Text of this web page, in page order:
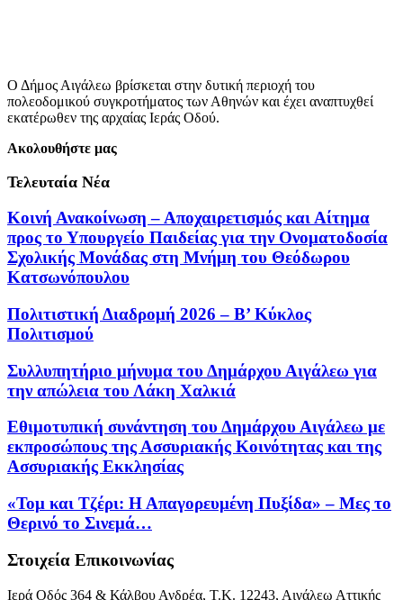
Ο Δήμος Αιγάλεω βρίσκεται στην δυτική περιοχή του
πολεοδομικού συγκροτήματος των Αθηνών και έχει αναπτυχθεί
εκατέρωθεν της αρχαίας Ιεράς Οδού.
Ακολουθήστε μας
Τελευταία Νέα
Κοινή Ανακοίνωση – Αποχαιρετισμός και Αίτημα
προς το Υπουργείο Παιδείας για την Ονοματοδοσία
Σχολικής Μονάδας στη Μνήμη του Θεόδωρου
Κατσωνόπουλου
Πολιτιστική Διαδρομή 2026 – Β’ Κύκλος
Πολιτισμού
Συλλυπητήριο μήνυμα του Δημάρχου Αιγάλεω για
την απώλεια του Λάκη Χαλκιά
Εθιμοτυπική συνάντηση του Δημάρχου Αιγάλεω με
εκπροσώπους της Ασσυριακής Κοινότητας και της
Ασσυριακής Εκκλησίας
«Τομ και Τζέρι: Η Απαγορευμένη Πυξίδα» – Μες το
Θερινό το Σινεμά…
Στοιχεία Επικοινωνίας
Ιερά Οδός 364 & Κάλβου Ανδρέα, Τ.Κ. 12243, Αιγάλεω Αττικής